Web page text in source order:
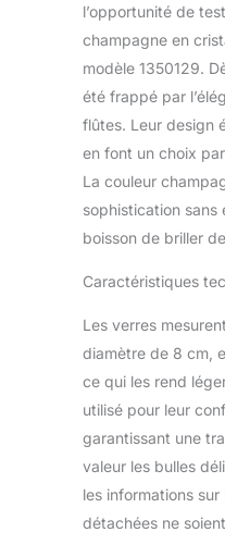
l’opportunité de
champagne en
modèle 1350129.
été frappé par
flûtes. Leur design
en font un choix
La couleur
sophistication
boisson de briller
Caractéristiques
Les verres
diamètre de 8 cm,
ce qui les rend
utilisé pour leur
garantissant une
valeur les bulles
les informations
détachées ne